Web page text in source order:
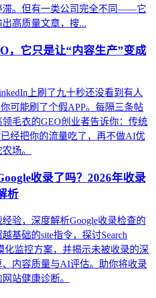
滞。但有一类公司完全不同——它
高质量文章，搜...
，它只是让“内容生产”变成
上刷了九十秒还没看到有人
可能刷了个假APP。每隔三条帖
毛衣的GEO创业者告诉你：传统
经把你的流量吃了，再不做AI优
场。
收录了吗？2026年收录
析
验，深度解析Google收录检查的
基础的site指令，探讨Search
化监控方案，并揭示未被收录的深
内容质量与AI评估。助你将收录
站健康诊断。